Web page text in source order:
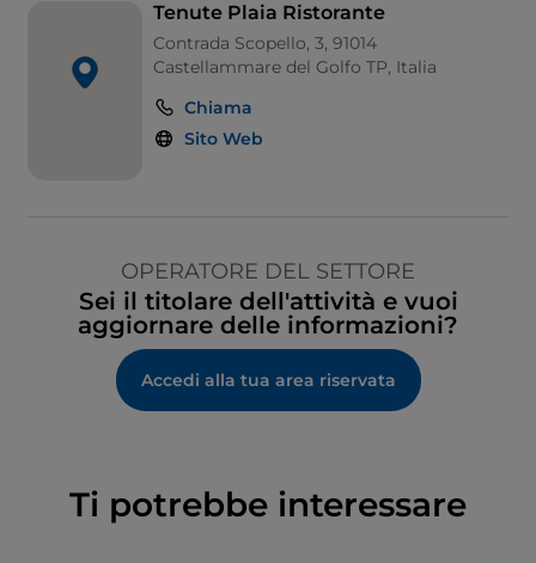
Tenute Plaia Ristorante
Contrada Scopello, 3, 91014
Castellammare del Golfo TP, Italia
Chiama
Sito Web
OPERATORE DEL SETTORE
Sei il titolare dell'attività e vuoi
aggiornare delle informazioni?
Accedi alla tua area riservata
Ti potrebbe interessare